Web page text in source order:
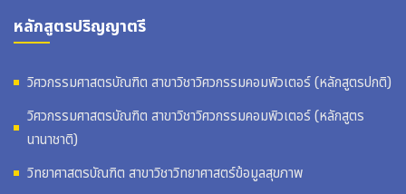
หลักสูตรปริญญาตรี
วิศวกรรมศาสตรบัณฑิต สาขาวิชาวิศวกรรมคอมพิวเตอร์ (หลักสูตรปกติ)
วิศวกรรมศาสตรบัณฑิต สาขาวิชาวิศวกรรมคอมพิวเตอร์ (หลักสูตร
นานาชาติ)
วิทยาศาสตรบัณฑิต สาขาวิชาวิทยาศาสตร์ข้อมูลสุขภาพ